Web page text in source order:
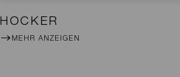
HOCKER
MEHR ANZEIGEN